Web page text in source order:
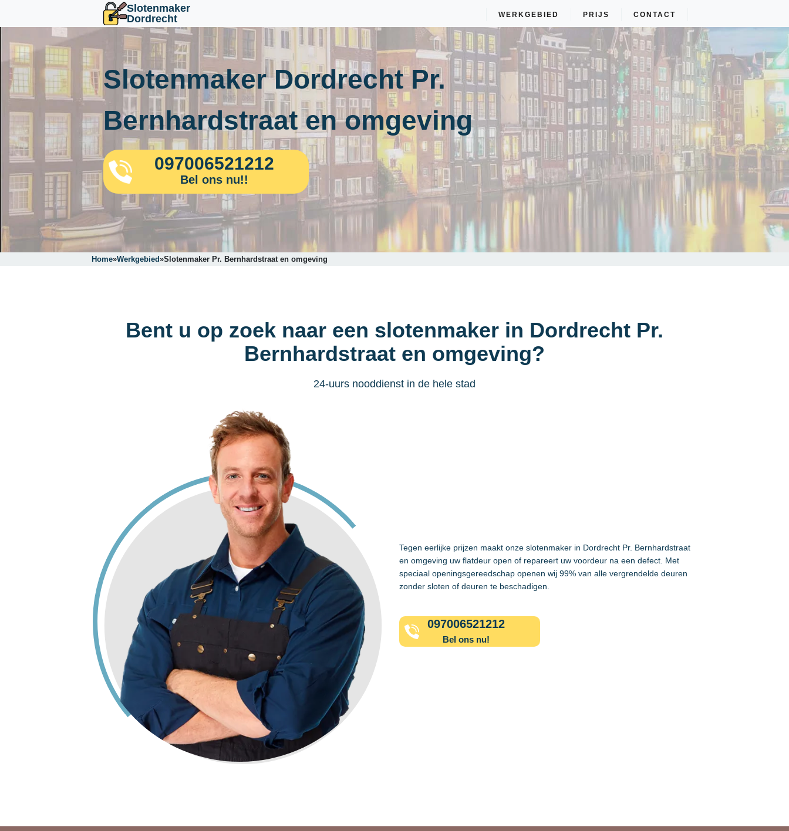
Slotenmaker
Dordrecht
WERKGEBIED PRIJS CONTACT
Slotenmaker Dordrecht Pr.
Bernhardstraat en omgeving
097006521212
Bel ons nu!!
Home»Werkgebied»Slotenmaker Pr. Bernhardstraat en omgeving
Bent u op zoek naar een slotenmaker in Dordrecht Pr.
Bernhardstraat en omgeving?
24-uurs nooddienst in de hele stad
Tegen eerlijke prijzen maakt onze slotenmaker in Dordrecht Pr. Bernhardstraat
en omgeving uw flatdeur open of repareert uw voordeur na een defect. Met
speciaal openingsgereedschap openen wij 99% van alle vergrendelde deuren
zonder sloten of deuren te beschadigen.
097006521212
Bel ons nu!